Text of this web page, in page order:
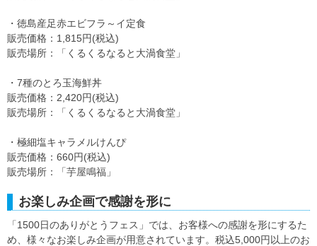
・徳島産足赤エビフラ～イ定食
販売価格：1,815円(税込)
販売場所：「くるくるなると大渦食堂」
・7種のとろ玉海鮮丼
販売価格：2,420円(税込)
販売場所：「くるくるなると大渦食堂」
・極細塩キャラメルけんぴ
販売価格：660円(税込)
販売場所：「芋屋鳴福」
お楽しみ企画で感謝を形に
「1500日のありがとうフェス」では、お客様への感謝を形にするた
め、様々なお楽しみ企画が用意されています。税込5,000円以上のお